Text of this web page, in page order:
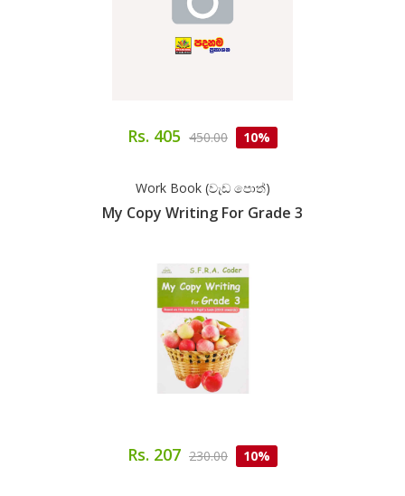
Rs. 405 450.00 10%
Work Book (වැඩ පොත්)
My Copy Writing For Grade 3
Rs. 207 230.00 10%